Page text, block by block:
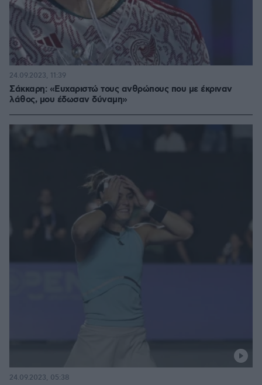
Σάκκαρη: «Ευχαριστώ τους ανθρώπους που με έκριναν
λάθος, μου έδωσαν δύναμη»
24.09.2023, 11:39
24.09.2023, 05:38